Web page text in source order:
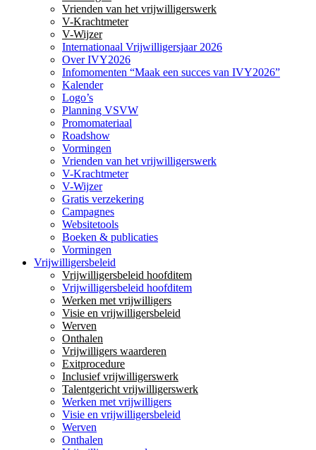
Vrienden van het vrijwilligerswerk
V-Krachtmeter
V-Wijzer
Internationaal Vrijwilligersjaar 2026
Over IVY2026
Infomomenten “Maak een succes van IVY2026”
Kalender
Logo’s
Planning VSVW
Promomateriaal
Roadshow
Vormingen
Vrienden van het vrijwilligerswerk
V-Krachtmeter
V-Wijzer
Gratis verzekering
Campagnes
Websitetools
Boeken & publicaties
Vormingen
Vrijwilligersbeleid
Vrijwilligersbeleid hoofditem
Vrijwilligersbeleid hoofditem
Werken met vrijwilligers
Visie en vrijwilligersbeleid
Werven
Onthalen
Vrijwilligers waarderen
Exitprocedure
Inclusief vrijwilligerswerk
Talentgericht vrijwilligerswerk
Werken met vrijwilligers
Visie en vrijwilligersbeleid
Werven
Onthalen